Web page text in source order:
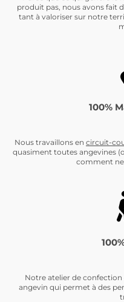
produit pas, nous avons fait
tant à valoriser sur notre
100%
Nous travaillons en circuit-
quasiment toutes angevines
comment ne
Notre atelier de confection
angevin qui permet à des